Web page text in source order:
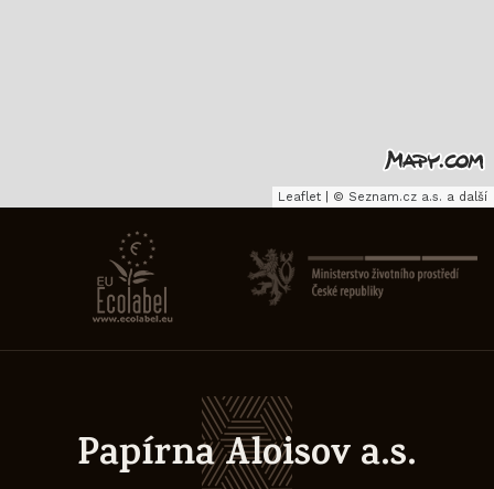
Leaflet © Seznam.cz a.s. a další
Papírna Aloisov a.s.